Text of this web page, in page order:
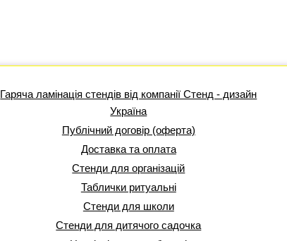
Гаряча ламінація стендів від компанії Стенд - дизайн
Україна
Публічний договір (оферта)
Доставка та оплата
Стенди для організацій
Таблички ритуальні
Стенди для школи
Стенди для дитячого садочка